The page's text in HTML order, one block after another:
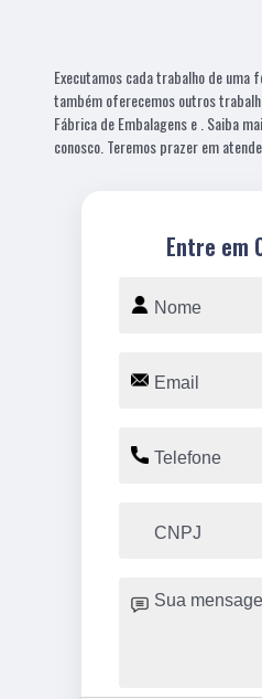
Executamos cada trabalho de uma
também oferecemos outros
Fábrica de Embalagens e . Saiba
conosco. Teremos prazer em
Entre em